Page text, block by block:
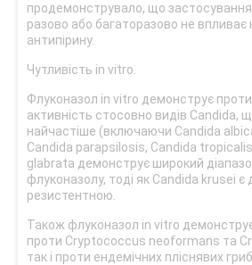
продемонструвало, що
разово або багаторазово не впливає
антипірину.
Чутливість in vitro.
Флуконазол in vitro демонструє
активність стосовно видів Candida,
найчастіше (включаючи Candida
Candida parapsilosis, Candida
glabrata демонструє широкий
флуконазолу, тоді як Candida krusei є
резистентною.
Також флуконазол in vitro
проти Cryptococcus neoformans та
так і проти ендемічних пліснявих